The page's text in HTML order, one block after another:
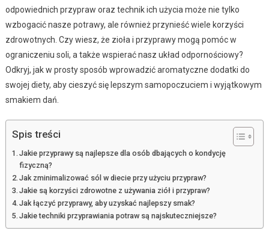
odpowiednich przypraw oraz technik ich użycia może nie tylko
wzbogacić nasze potrawy, ale również przynieść wiele korzyści
zdrowotnych. Czy wiesz, że zioła i przyprawy mogą pomóc w
ograniczeniu soli, a także wspierać nasz układ odpornościowy?
Odkryj, jak w prosty sposób wprowadzić aromatyczne dodatki do
swojej diety, aby cieszyć się lepszym samopoczuciem i wyjątkowym
smakiem dań.
Spis treści
Jakie przyprawy są najlepsze dla osób dbających o kondycję
fizyczną?
Jak zminimalizować sól w diecie przy użyciu przypraw?
Jakie są korzyści zdrowotne z używania ziół i przypraw?
Jak łączyć przyprawy, aby uzyskać najlepszy smak?
Jakie techniki przyprawiania potraw są najskuteczniejsze?